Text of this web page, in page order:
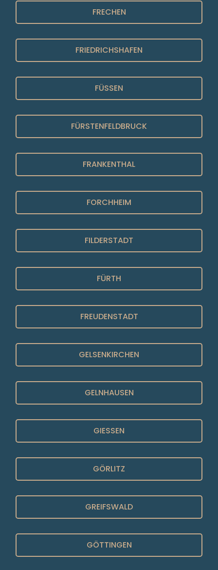
FRECHEN
FRIEDRICHSHAFEN
FÜSSEN
FÜRSTENFELDBRUCK
FRANKENTHAL
FORCHHEIM
FILDERSTADT
FÜRTH
FREUDENSTADT
GELSENKIRCHEN
GELNHAUSEN
GIESSEN
GÖRLITZ
GREIFSWALD
GÖTTINGEN